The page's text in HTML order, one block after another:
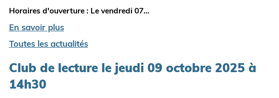
Horaires d'ouverture : Le vendredi 07…
En savoir plus
Toutes les actualités
Club de lecture le jeudi 09 octobre 2025 à
14h30